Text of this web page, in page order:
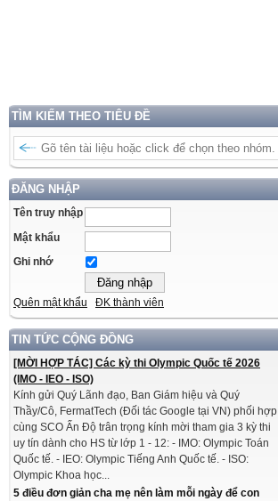
TÌM KIẾM THEO TIÊU ĐỀ
ĐĂNG NHẬP
Tên truy nhập
Mật khẩu
Ghi nhớ
Quên mật khẩu ĐK thành viên
TIN TỨC CỘNG ĐỒNG
[MỜI HỢP TÁC] Các kỳ thi Olympic Quốc tế 2026
(IMO - IEO - ISO)
Kính gửi Quý Lãnh đạo, Ban Giám hiệu và Quý
Thầy/Cô, FermatTech (Đối tác Google tại VN) phối hợp
cùng SCO Ấn Độ trân trọng kính mời tham gia 3 kỳ thi
uy tín dành cho HS từ lớp 1 - 12: - IMO: Olympic Toán
Quốc tế. - IEO: Olympic Tiếng Anh Quốc tế. - ISO:
Olympic Khoa học...
5 điều đơn giản cha mẹ nên làm mỗi ngày để con